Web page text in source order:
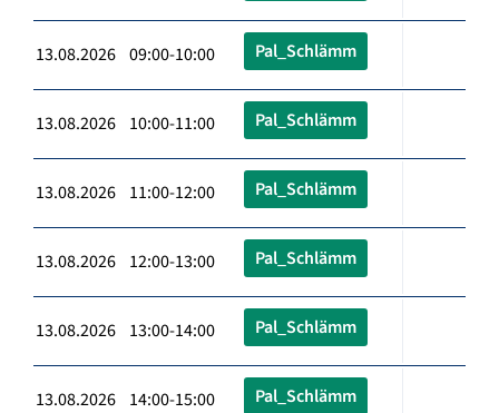
13.08.2026 09:00-10:00 Pal_Schlämm
13.08.2026 10:00-11:00 Pal_Schlämm
13.08.2026 11:00-12:00 Pal_Schlämm
13.08.2026 12:00-13:00 Pal_Schlämm
13.08.2026 13:00-14:00 Pal_Schlämm
13.08.2026 14:00-15:00 Pal_Schlämm